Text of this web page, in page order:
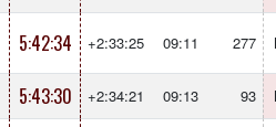
5:42:34 +2:33:25 09:11 277
5:43:30 +2:34:21 09:13 93